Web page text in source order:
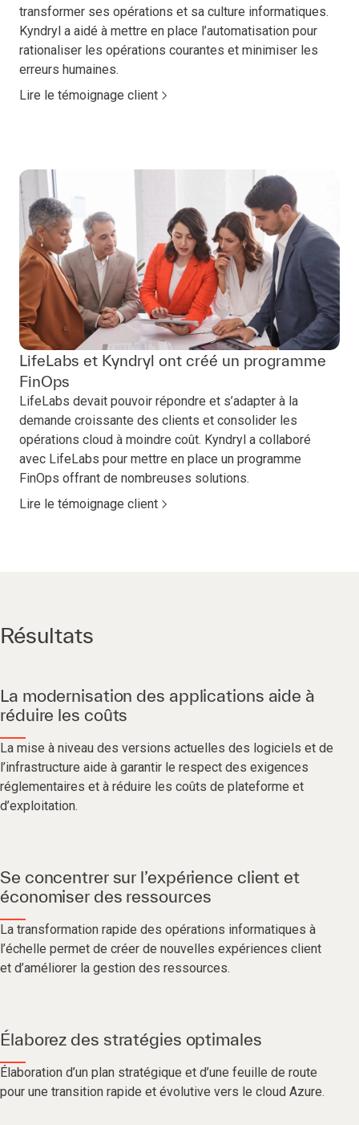
transformer ses opérations et sa culture informatiques.
Kyndryl a aidé à mettre en place l’automatisation pour
rationaliser les opérations courantes et minimiser les
erreurs humaines.
Lire le témoignage client
LifeLabs et Kyndryl ont créé un programme
FinOps
LifeLabs devait pouvoir répondre et s’adapter à la
demande croissante des clients et consolider les
opérations cloud à moindre coût. Kyndryl a collaboré
avec LifeLabs pour mettre en place un programme
FinOps offrant de nombreuses solutions.
Lire le témoignage client
Résultats
La modernisation des applications aide à
réduire les coûts
La mise à niveau des versions actuelles des logiciels et de
l’infrastructure aide à garantir le respect des exigences
réglementaires et à réduire les coûts de plateforme et
d’exploitation.
Se concentrer sur l’expérience client et
économiser des ressources
La transformation rapide des opérations informatiques à
l’échelle permet de créer de nouvelles expériences client
et d’améliorer la gestion des ressources.
Élaborez des stratégies optimales
Élaboration d’un plan stratégique et d’une feuille de route
pour une transition rapide et évolutive vers le cloud Azure.